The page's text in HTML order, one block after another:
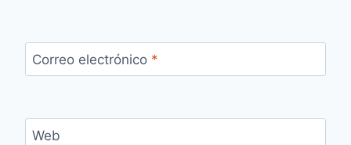
Correo electrónico *
Web